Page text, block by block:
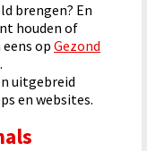
brengen? En
houden of
op Gezond
.
uitgebreid
en websites.